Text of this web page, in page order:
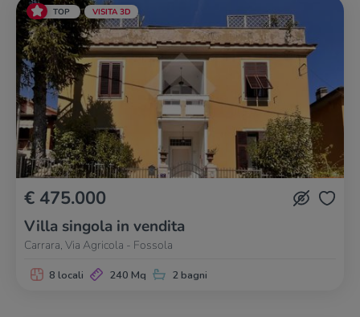
TOP VISITA 3D
€ 475.000
Villa singola in vendita
Carrara, Via Agricola - Fossola
8 locali 240 Mq 2 bagni